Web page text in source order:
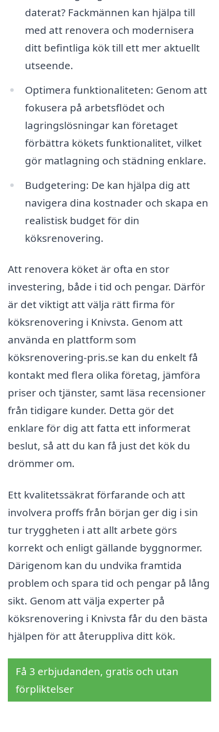
daterat? Fackmännen kan hjälpa till
med att renovera och modernisera
ditt befintliga kök till ett mer aktuellt
utseende.
Optimera funktionaliteten: Genom att
fokusera på arbetsflödet och
lagringslösningar kan företaget
förbättra kökets funktionalitet, vilket
gör matlagning och städning enklare.
Budgetering: De kan hjälpa dig att
navigera dina kostnader och skapa en
realistisk budget för din
köksrenovering.
Att renovera köket är ofta en stor
investering, både i tid och pengar. Därför
är det viktigt att välja rätt firma för
köksrenovering i Knivsta. Genom att
använda en plattform som
köksrenovering-pris.se kan du enkelt få
kontakt med flera olika företag, jämföra
priser och tjänster, samt läsa recensioner
från tidigare kunder. Detta gör det
enklare för dig att fatta ett informerat
beslut, så att du kan få just det kök du
drömmer om.
Ett kvalitetssäkrat förfarande och att
involvera proffs från början ger dig i sin
tur tryggheten i att allt arbete görs
korrekt och enligt gällande byggnormer.
Därigenom kan du undvika framtida
problem och spara tid och pengar på lång
sikt. Genom att välja experter på
köksrenovering i Knivsta får du den bästa
hjälpen för att återuppliva ditt kök.
Få 3 erbjudanden, gratis och utan
förpliktelser